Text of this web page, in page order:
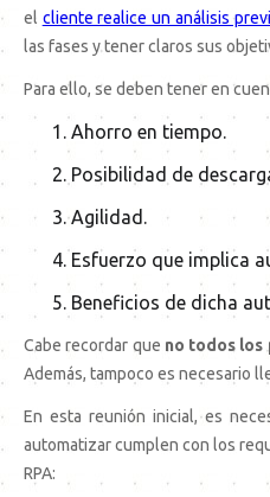
el cliente realice un análisis
las fases y tener claros sus
Para ello, se deben tener en
Ahorro en tiempo.
Posibilidad de
Agilidad.
Esfuerzo que implica
Beneficios de dicha
Cabe recordar que no todos los
Además, tampoco es necesario
En esta reunión inicial, es
automatizar cumplen con los
RPA: